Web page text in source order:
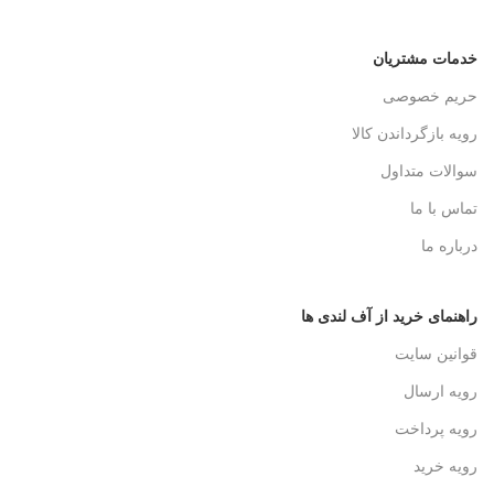
خدمات مشتریان
حریم خصوصی
رویه بازگرداندن کالا
سوالات متداول
تماس با ما
درباره ما
راهنمای خرید از آف لندی ها
قوانین سایت
رویه ارسال
رویه پرداخت
رویه خرید